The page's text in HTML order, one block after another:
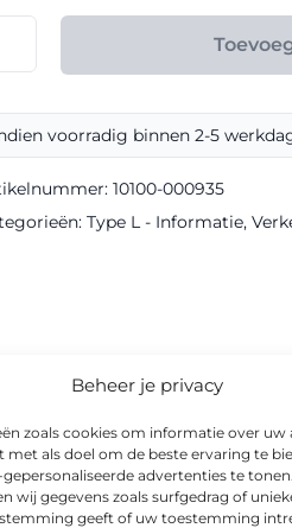
Beheer je privacy
zoals cookies om informatie over uw
met als doel om de beste ervaring te
advertenties te
wij gegevens zoals surfgedrag of
geeft of uw toestemming
voorradig binnen 2-5
10100-000935
Type L - Informatie,
in DOR-